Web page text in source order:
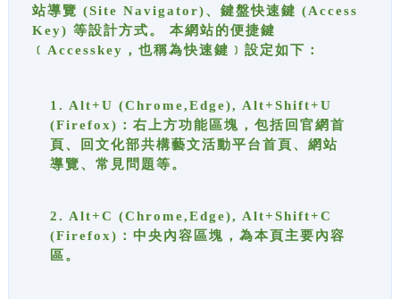
站導覽 (Site Navigator)、鍵盤快速鍵 (Access
Key) 等設計方式。 本網站的便捷鍵
﹝Accesskey，也稱為快速鍵﹞設定如下：
1. Alt+U (Chrome,Edge), Alt+Shift+U
(Firefox)：右上方功能區塊，包括回官網首
頁、回文化部共構藝文活動平台首頁、網站
導覽、常見問題等。
2. Alt+C (Chrome,Edge), Alt+Shift+C
(Firefox)：中央內容區塊，為本頁主要內容
區。